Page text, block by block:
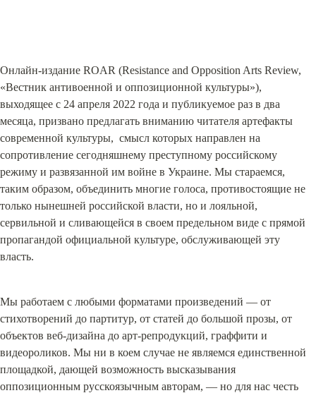
Онлайн-издание ROAR (Resistance and Opposition Arts Review,
«Вестник антивоенной и оппозиционной культуры»),
выходящее с 24 апреля 2022 года и публикуемое раз в два
месяца, призвано предлагать вниманию читателя артефакты
современной культуры,  смысл которых направлен на
сопротивление сегодняшнему преступному российскому
режиму и развязанной им войне в Украине. Мы стараемся,
таким образом, объединить многие голоса, противостоящие не
только нынешней российской власти, но и лояльной,
сервильной и сливающейся в своем предельном виде с прямой
пропагандой официальной культуре, обслуживающей эту
власть.
Мы работаем с любыми форматами произведений — от
стихотворений до партитур, от статей до большой прозы, от
объектов веб-дизайна до арт-репродукций, граффити и
видеороликов. Мы ни в коем случае не являемся единственной
площадкой, дающей возможность высказывания
оппозиционным русскоязычным авторам, — но для нас честь